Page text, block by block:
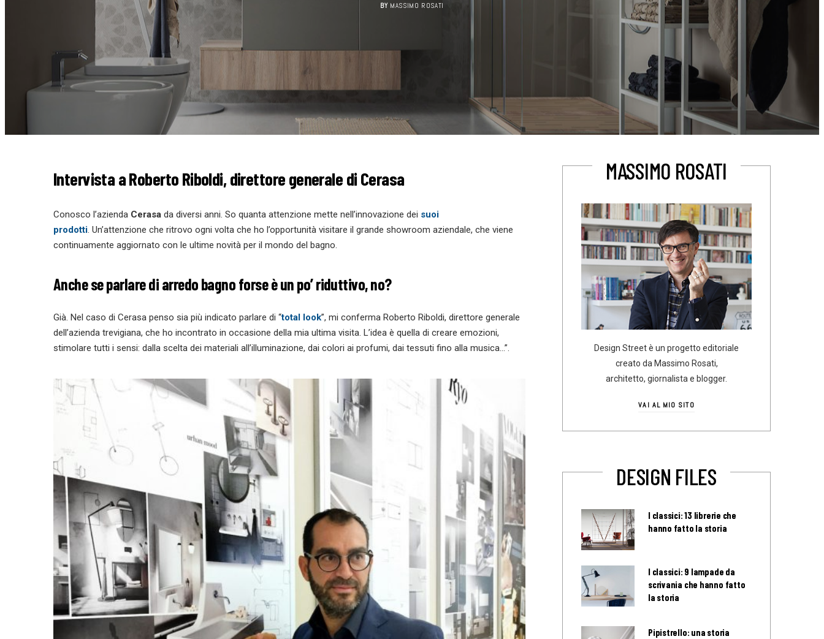
BY MASSIMO ROSATI
Intervista a Roberto Riboldi, direttore generale di Cerasa
Conosco l’azienda Cerasa da diversi anni. So quanta attenzione mette nell’innovazione dei suoi
prodotti. Un’attenzione che ritrovo ogni volta che ho l’opportunità visitare il grande showroom aziendale, che viene
continuamente aggiornato con le ultime novità per il mondo del bagno.
Anche se parlare di arredo bagno forse è un po’ riduttivo, no?
Già. Nel caso di Cerasa penso sia più indicato parlare di “total look”, mi conferma Roberto Riboldi, direttore generale
dell’azienda trevigiana, che ho incontrato in occasione della mia ultima visita. L’idea è quella di creare emozioni,
stimolare tutti i sensi: dalla scelta dei materiali all’illuminazione, dai colori ai profumi, dai tessuti fino alla musica…”.
MASSIMO ROSATI
Design Street è un progetto editoriale
creato da Massimo Rosati,
architetto, giornalista e blogger.
VAI AL MIO SITO
DESIGN FILES
I classici: 13 librerie che
hanno fatto la storia
I classici: 9 lampade da
scrivania che hanno fatto
la storia
Pipistrello: una storia